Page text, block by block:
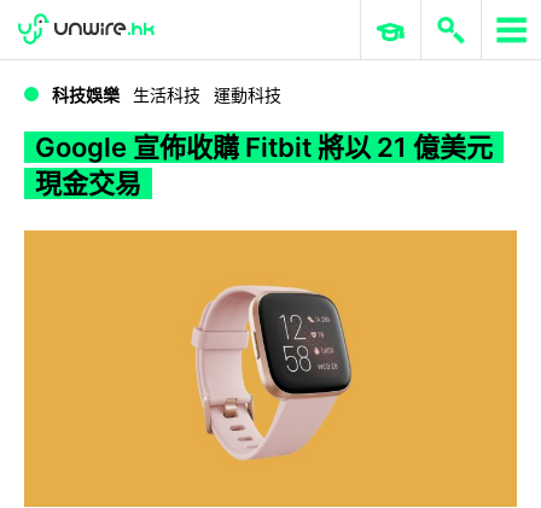
WWDC 2026 ERP 與商業 AI
科技娛樂 生活科技 運動科技
Google 宣佈收購 Fitbit 將以 21 億美元
現金交易